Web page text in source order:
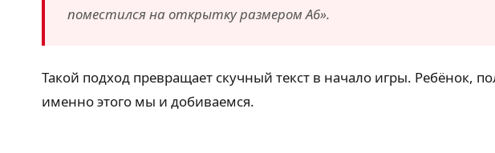
поместился на открытку размером А6».
Такой подход превращает скучный текст в начало игры. Ребёнок,
именно этого мы и добиваемся.